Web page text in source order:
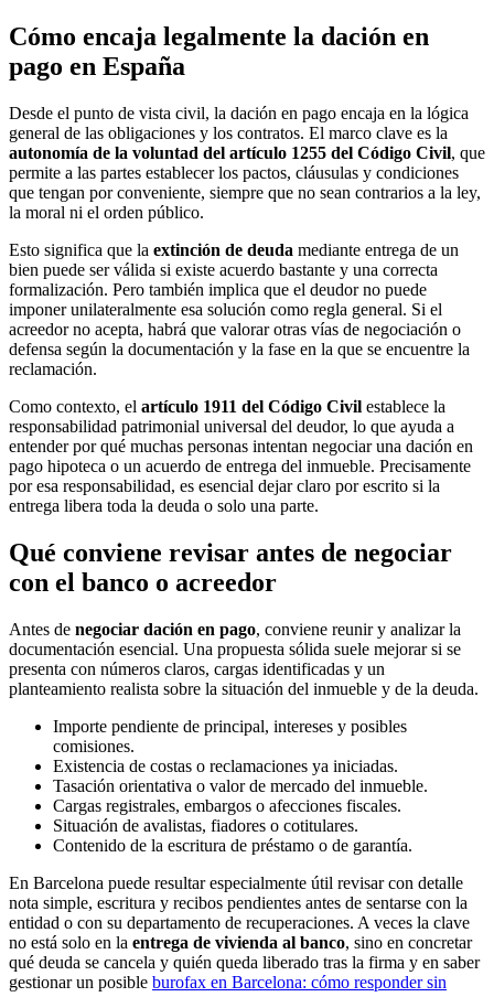
Cómo encaja legalmente la dación en
pago en España
Desde el punto de vista civil, la dación en pago encaja en la lógica
general de las obligaciones y los contratos. El marco clave es la
autonomía de la voluntad del artículo 1255 del Código Civil, que
permite a las partes establecer los pactos, cláusulas y condiciones
que tengan por conveniente, siempre que no sean contrarios a la ley,
la moral ni el orden público.
Esto significa que la extinción de deuda mediante entrega de un
bien puede ser válida si existe acuerdo bastante y una correcta
formalización. Pero también implica que el deudor no puede
imponer unilateralmente esa solución como regla general. Si el
acreedor no acepta, habrá que valorar otras vías de negociación o
defensa según la documentación y la fase en la que se encuentre la
reclamación.
Como contexto, el artículo 1911 del Código Civil establece la
responsabilidad patrimonial universal del deudor, lo que ayuda a
entender por qué muchas personas intentan negociar una dación en
pago hipoteca o un acuerdo de entrega del inmueble. Precisamente
por esa responsabilidad, es esencial dejar claro por escrito si la
entrega libera toda la deuda o solo una parte.
Qué conviene revisar antes de negociar
con el banco o acreedor
Antes de negociar dación en pago, conviene reunir y analizar la
documentación esencial. Una propuesta sólida suele mejorar si se
presenta con números claros, cargas identificadas y un
planteamiento realista sobre la situación del inmueble y de la deuda.
Importe pendiente de principal, intereses y posibles
comisiones.
Existencia de costas o reclamaciones ya iniciadas.
Tasación orientativa o valor de mercado del inmueble.
Cargas registrales, embargos o afecciones fiscales.
Situación de avalistas, fiadores o cotitulares.
Contenido de la escritura de préstamo o de garantía.
En Barcelona puede resultar especialmente útil revisar con detalle
nota simple, escritura y recibos pendientes antes de sentarse con la
entidad o con su departamento de recuperaciones. A veces la clave
no está solo en la entrega de vivienda al banco, sino en concretar
qué deuda se cancela y quién queda liberado tras la firma y en saber
gestionar un posible burofax en Barcelona: cómo responder sin